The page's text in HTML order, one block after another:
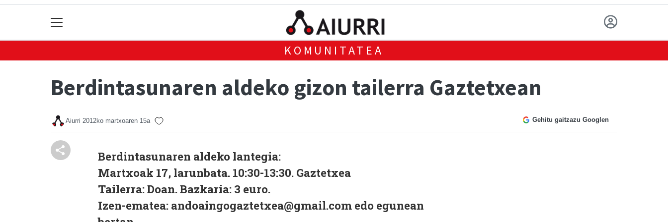
KOMUNITATEA
Berdintasunaren aldeko gizon tailerra Gaztetxean
Aiurri 2012ko martxoaren 15a Gehitu gaitzazu Googlen
Berdintasunaren aldeko lantegia:
Martxoak 17, larunbata. 10:30-13:30. Gaztetxea
Tailerra: Doan. Bazkaria: 3 euro.
Izen-ematea: andoaingogaztetxea@gmail.com edo egunean